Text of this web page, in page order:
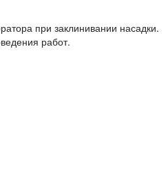
при заклинивании насадки.
работ.